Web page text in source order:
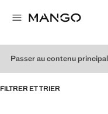
Passer au contenu principal
FILTRER ET TRIER